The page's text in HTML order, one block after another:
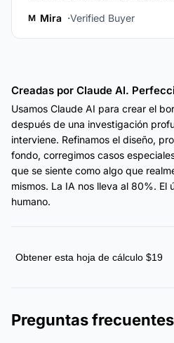
M Mira Verified Buyer
Creadas por Claude AI.
Usamos Claude AI para crear el
después de una investigación
interviene. Refinamos el diseño,
fondo, corregimos casos
que se siente como algo que
mismos. La IA nos lleva al 80%. El
humano.
Obtener esta hoja de cálculo $19
Preguntas frecuentes